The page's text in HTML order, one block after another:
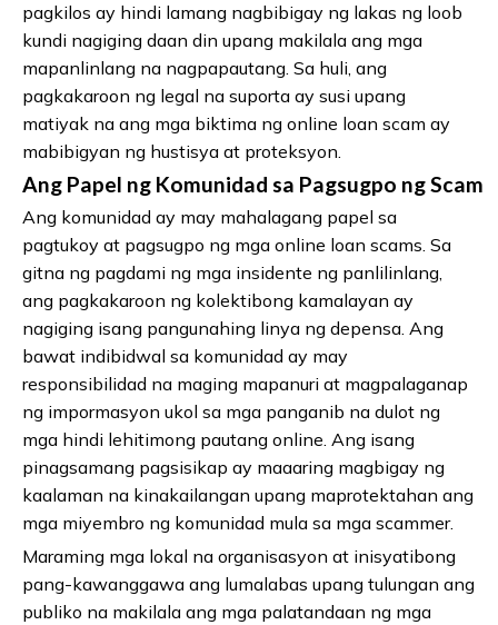
pagkilos ay hindi lamang nagbibigay ng lakas ng loob
kundi nagiging daan din upang makilala ang mga
mapanlinlang na nagpapautang. Sa huli, ang
pagkakaroon ng legal na suporta ay susi upang
matiyak na ang mga biktima ng online loan scam ay
mabibigyan ng hustisya at proteksyon.
Ang Papel ng Komunidad sa Pagsugpo ng Scam
Ang komunidad ay may mahalagang papel sa
pagtukoy at pagsugpo ng mga online loan scams. Sa
gitna ng pagdami ng mga insidente ng panlilinlang,
ang pagkakaroon ng kolektibong kamalayan ay
nagiging isang pangunahing linya ng depensa. Ang
bawat indibidwal sa komunidad ay may
responsibilidad na maging mapanuri at magpalaganap
ng impormasyon ukol sa mga panganib na dulot ng
mga hindi lehitimong pautang online. Ang isang
pinagsamang pagsisikap ay maaaring magbigay ng
kaalaman na kinakailangan upang maprotektahan ang
mga miyembro ng komunidad mula sa mga scammer.
Maraming mga lokal na organisasyon at inisyatibong
pang-kawanggawa ang lumalabas upang tulungan ang
publiko na makilala ang mga palatandaan ng mga